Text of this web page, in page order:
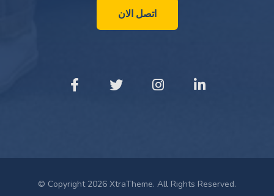
اتصل الان
© Copyright 2026 XtraTheme. All Rights Reserved.